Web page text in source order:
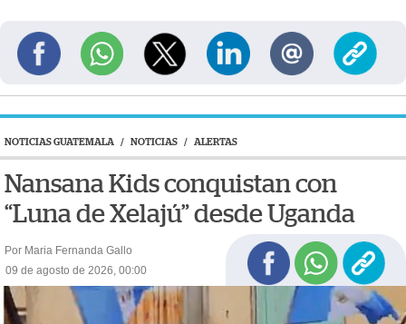
NOTICIAS GUATEMALA / NOTICIAS / ALERTAS
Nansana Kids conquistan con
“Luna de Xelajú” desde Uganda
Por Maria Fernanda Gallo
09 de agosto de 2026, 00:00